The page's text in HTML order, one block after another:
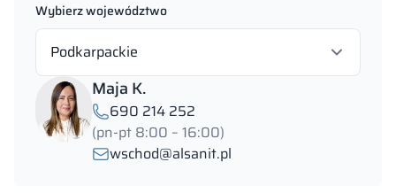
Wybierz województwo
Podkarpackie
Maja K.
690 214 252
(pn-pt 8:00 – 16:00)
wschod@alsanit.pl